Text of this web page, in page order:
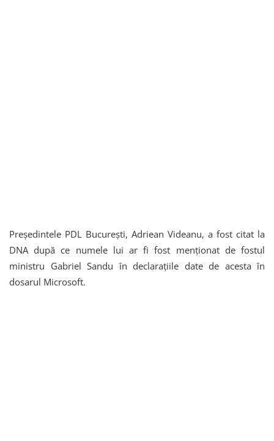
Preşedintele PDL Bucureşti, Adriean Videanu, a fost citat la
DNA după ce numele lui ar fi fost menţionat de fostul
ministru Gabriel Sandu în declaraţiile date de acesta în
dosarul Microsoft.